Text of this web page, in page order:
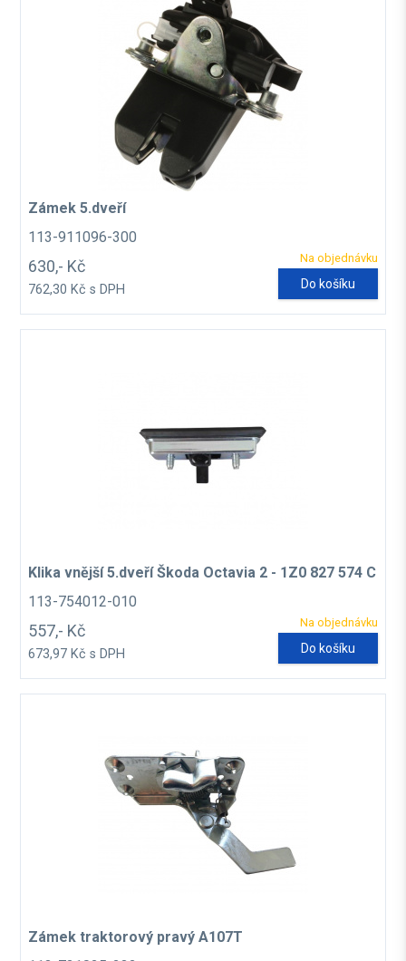
Zámek 5.dveří
113-911096-300
Na objednávku
630,- Kč
762,30 Kč s DPH Do košíku
Klika vnější 5.dveří Škoda Octavia 2 - 1Z0 827 574 C
113-754012-010
Na objednávku
557,- Kč
673,97 Kč s DPH Do košíku
Zámek traktorový pravý A107T